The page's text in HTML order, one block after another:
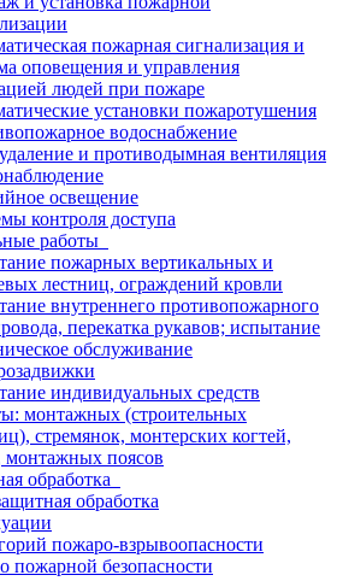
пожарная сигнализация и
оповещения и управления
людей при пожаре
установки пожаротушения
водоснабжение
и противодымная вентиляция
освещение
контроля доступа
работы
пожарных вертикальных и
лестниц, ограждений кровли
внутреннего противопожарного
перекатка рукавов; испытание
обслуживание
индивидуальных средств
монтажных (строительных
стремянок, монтерских когтей,
монтажных поясов
обработка
обработка
пожаро-взрывоопасности
пожарной безопасности